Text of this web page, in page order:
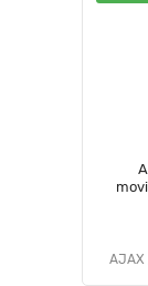
AJAX